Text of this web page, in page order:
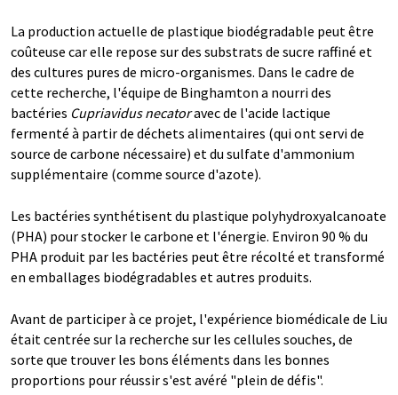
La production actuelle de plastique biodégradable peut être
coûteuse car elle repose sur des substrats de sucre raffiné et
des cultures pures de micro-organismes. Dans le cadre de
cette recherche, l'équipe de Binghamton a nourri des
bactéries Cupriavidus necatoravec de l'acide lactique
fermenté à partir de déchets alimentaires (qui ont servi de
source de carbone nécessaire) et du sulfate d'ammonium
supplémentaire (comme source d'azote).
Les bactéries synthétisent du plastique polyhydroxyalcanoate
(PHA) pour stocker le carbone et l'énergie. Environ 90 % du
PHA produit par les bactéries peut être récolté et transformé
en emballages biodégradables et autres produits.
Avant de participer à ce projet, l'expérience biomédicale de Liu
était centrée sur la recherche sur les cellules souches, de
sorte que trouver les bons éléments dans les bonnes
proportions pour réussir s'est avéré "plein de défis".